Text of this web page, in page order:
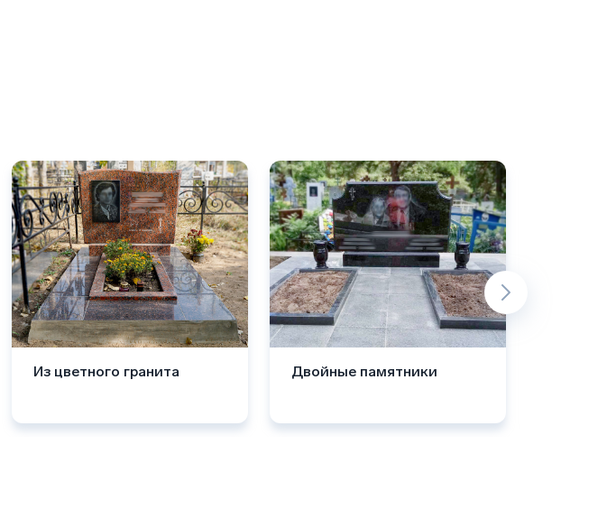
Из цветного гранита Двойные памятники